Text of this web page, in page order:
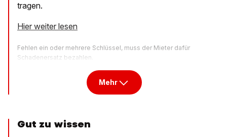
tragen.
Hier weiter lesen
Fehlen ein oder mehrere Schlüssel, muss der Mieter dafür
Schadenersatz bezahlen.
Mehr
Gut zu wissen